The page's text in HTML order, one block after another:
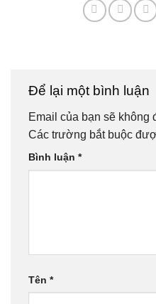
Để lại một bình luận
Email của bạn sẽ không
Các trường bắt buộc
Bình luận *
Tên *